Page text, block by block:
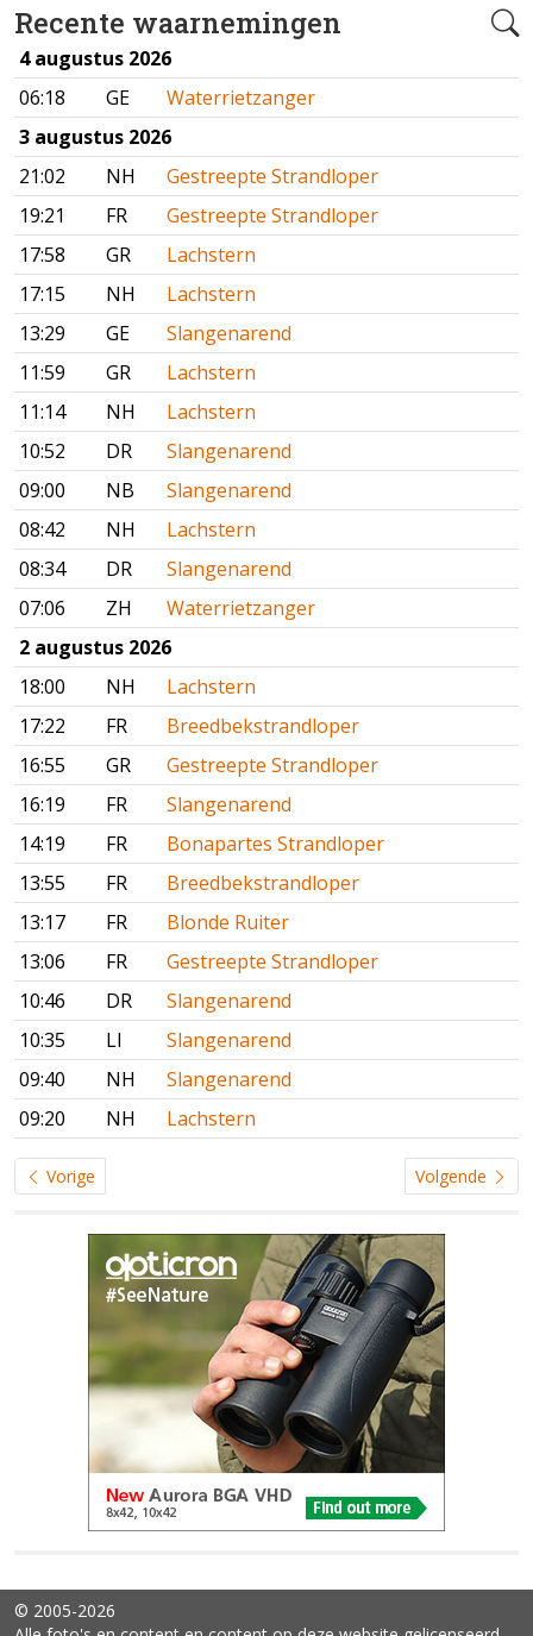
Recente waarnemingen
4 augustus 2026
06:18
GE
Waterrietzanger
3 augustus 2026
21:02
NH
Gestreepte Strandloper
19:21
FR
Gestreepte Strandloper
17:58
GR
Lachstern
17:15
NH
Lachstern
13:29
GE
Slangenarend
11:59
GR
Lachstern
11:14
NH
Lachstern
10:52
DR
Slangenarend
09:00
NB
Slangenarend
08:42
NH
Lachstern
08:34
DR
Slangenarend
07:06
ZH
Waterrietzanger
2 augustus 2026
18:00
NH
Lachstern
17:22
FR
Breedbekstrandloper
16:55
GR
Gestreepte Strandloper
16:19
FR
Slangenarend
14:19
FR
Bonapartes Strandloper
13:55
FR
Breedbekstrandloper
13:17
FR
Blonde Ruiter
13:06
FR
Gestreepte Strandloper
10:46
DR
Slangenarend
10:35
LI
Slangenarend
09:40
NH
Slangenarend
09:20
NH Lachstern
Vorige Volgende
© 2005-2026